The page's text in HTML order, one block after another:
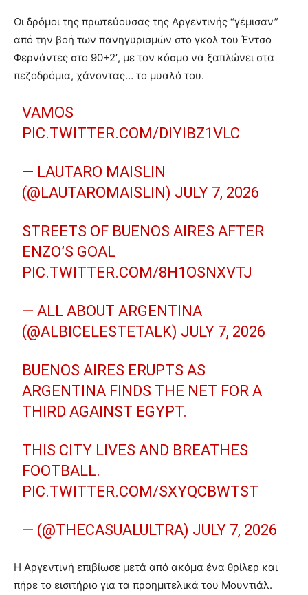
Οι δρόμοι της πρωτεύουσας της Αργεντινής “γέμισαν”
από την βοή των πανηγυρισμών στο γκολ του Έντσο
Φερνάντες στο 90+2′, με τον κόσμο να ξαπλώνει στα
πεζοδρόμια, χάνοντας… το μυαλό του.
VAMOS
PIC.TWITTER.COM/DIYIBZ1VLC
— LAUTARO MAISLIN
(@LAUTAROMAISLIN) JULY 7, 2026
STREETS OF BUENOS AIRES AFTER
ENZO’S GOAL
PIC.TWITTER.COM/8H1OSNXVTJ
— ALL ABOUT ARGENTINA
(@ALBICELESTETALK) JULY 7, 2026
BUENOS AIRES ERUPTS AS
ARGENTINA FINDS THE NET FOR A
THIRD AGAINST EGYPT.
THIS CITY LIVES AND BREATHES
FOOTBALL.
PIC.TWITTER.COM/SXYQCBWTST
— (@THECASUALULTRA) JULY 7, 2026
Η Αργεντινή επιβίωσε μετά από ακόμα ένα θρίλερ και
πήρε το εισιτήριο για τα προημιτελικά του Μουντιάλ.